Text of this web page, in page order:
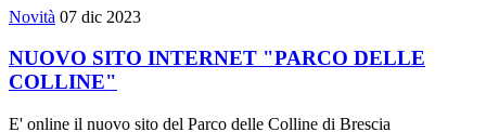
Novità 07 dic 2023
NUOVO SITO INTERNET "PARCO DELLE
COLLINE"
E' online il nuovo sito del Parco delle Colline di Brescia